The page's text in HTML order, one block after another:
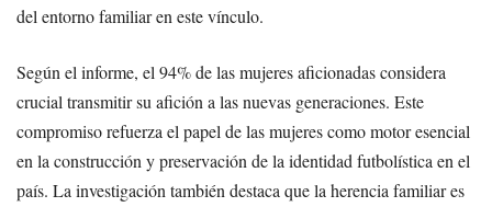
del entorno familiar en este vínculo.
Según el informe, el 94% de las mujeres aficionadas considera
crucial transmitir su afición a las nuevas generaciones. Este
compromiso refuerza el papel de las mujeres como motor esencial
en la construcción y preservación de la identidad futbolística en el
país. La investigación también destaca que la herencia familiar es